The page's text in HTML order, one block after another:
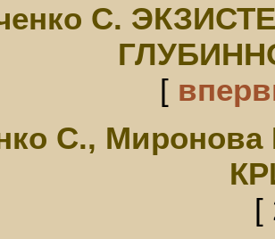
С.
[
С.,
[